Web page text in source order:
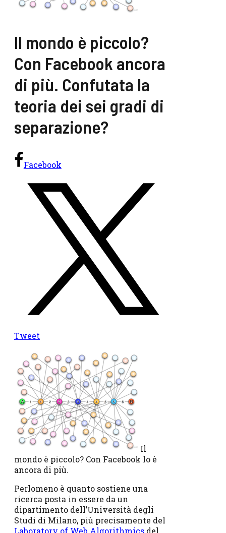
Il mondo è piccolo?
Con Facebook ancora
di più. Confutata la
teoria dei sei gradi di
separazione?
Facebook
Tweet
Il
mondo è piccolo? Con Facebook lo è
ancora di più.
Perlomeno è quanto sostiene una
ricerca posta in essere da un
dipartimento dell’Università degli
Studi di Milano, più precisamente del
Laboratory of Web Algorithmics del